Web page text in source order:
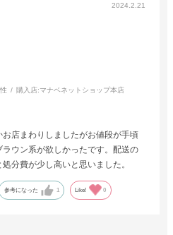
2024.2.21
購入店:マナベネットショップ本店
店まわりしましたがお値段が手頃
ウン系が欲しかったです。配送の
分費が少し高いと思いました。
参考になった 1 Like! 0